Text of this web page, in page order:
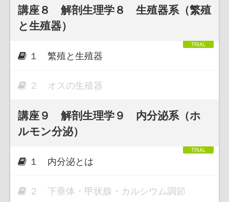
講座８ 解剖生理学８ 生殖器系（繁殖
と生殖器）
１ 繁殖と生殖器
２ オスの生殖器
講座９ 解剖生理学９ 内分泌系（ホ
ルモン分泌）
１ 内分泌とは
２ 下垂体・甲状腺・カルシウム調節